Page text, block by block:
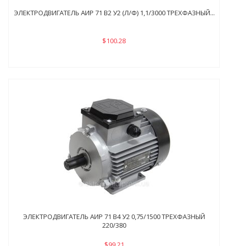
ЭЛЕКТРОДВИГАТЕЛЬ АИР 71 В2 У2 (Л/Ф) 1,1/3000 ТРЕХФАЗНЫЙ...
$100.28
ЭЛЕКТРОДВИГАТЕЛЬ АИР 71 В4 У2 0,75/1500 ТРЕХФАЗНЫЙ
220/380